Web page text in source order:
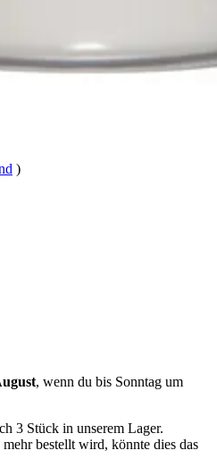
)
, wenn du bis Sonntag um
3 Stück in unserem Lager.
bestellt wird, könnte dies das